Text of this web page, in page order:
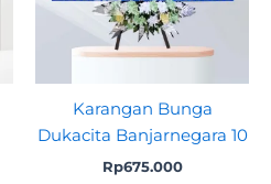
Karangan Bunga
Dukacita Banjarnegara 10
Rp675.000